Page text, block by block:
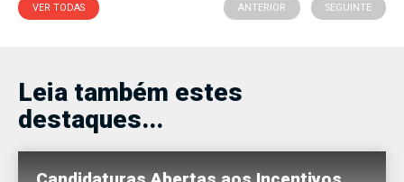
VER TODAS ANTERIOR SEGUINTE
Leia também estes
destaques...